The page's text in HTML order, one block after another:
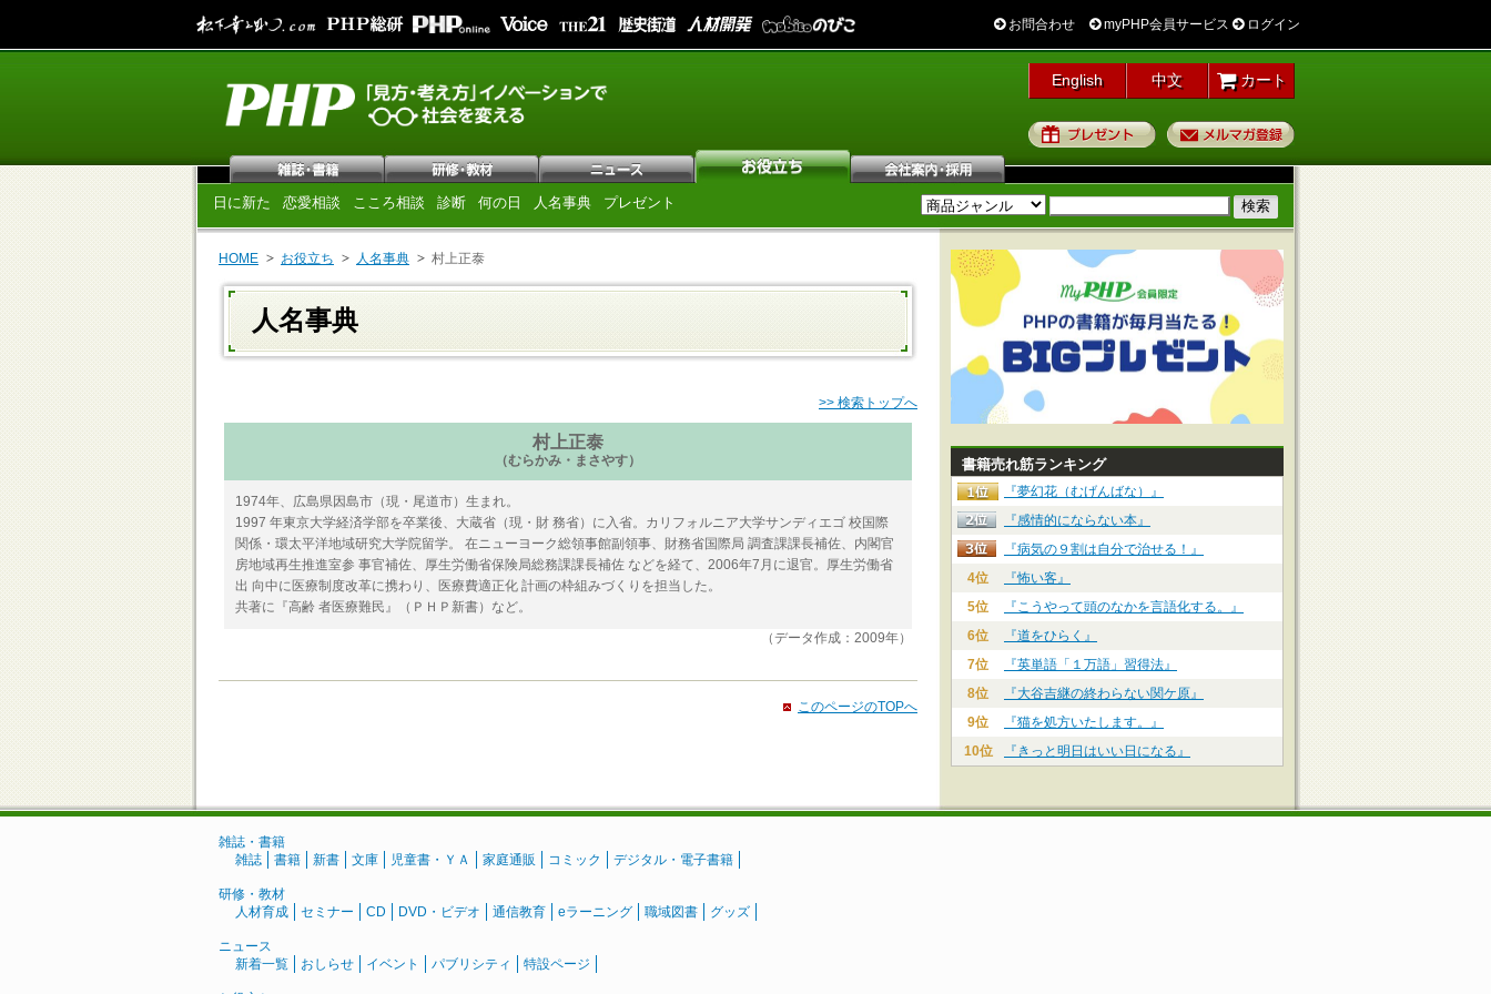
お問合わせ myPHP会員サービス ログイン
English 中文 カート
プレゼント
日に新た 恋愛相談 こころ相談 診断 何の日 人名事典 プレゼント
HOME お役立ち 人名事典 村上正泰
人名事典
>> 検索トップへ
村上正泰
（むらかみ・まさやす）
1974年、広島県因島市（現・尾道市）生まれ。
1997 年東京大学経済学部を卒業後、大蔵省（現・財 務省）に入省。カリフォルニア大学サンディエゴ 校国際
関係・環太平洋地域研究大学院留学。 在ニューヨーク総領事館副領事、財務省国際局 調査課課長補佐、内閣官
房地域再生推進室参 事官補佐、厚生労働省保険局総務課課長補佐 などを経て、2006年7月に退官。厚生労働省
出 向中に医療制度改革に携わり、医療費適正化 計画の枠組みづくりを担当した。
共著に『高齢 者医療難民』（ＰＨＰ新書）など。
（データ作成：2009年）
このページのTOPへ
書籍売れ筋ランキング
『夢幻花（むげんばな）』
『感情的にならない本』
『病気の９割は自分で治せる！』
4位
『怖い客』
5位
『こうやって頭のなかを言語化する。』
6位
『道をひらく』
7位
『英単語「１万語」習得法』
8位
『大谷吉継の終わらない関ケ原』
9位
『猫を処方いたします。』
10位
『きっと明日はいい日になる』
雑誌・書籍
雑誌
書籍 新書 文庫 児童書・ＹＡ 家庭通販 コミック デジタル・電子書籍
研修・教材
人材育成
セミナー CD DVD・ビデオ 通信教育 eラーニング 職域図書 グッズ
ニュース
新着一覧
おしらせ イベント パブリシティ 特設ページ